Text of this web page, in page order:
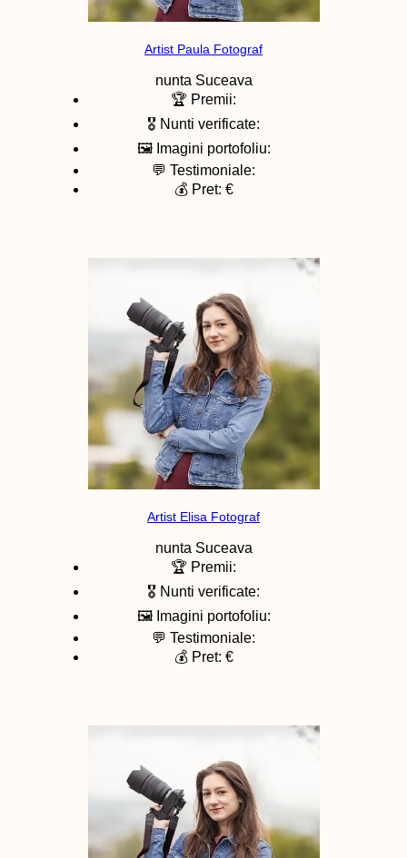
Artist Paula Fotograf
nunta Suceava
🏆 Premii:
🎖️ Nunti verificate:
🖼️ Imagini portofoliu:
💬 Testimoniale:
💰 Pret: €
Artist Elisa Fotograf
nunta Suceava
🏆 Premii:
🎖️ Nunti verificate:
🖼️ Imagini portofoliu:
💬 Testimoniale:
💰 Pret: €